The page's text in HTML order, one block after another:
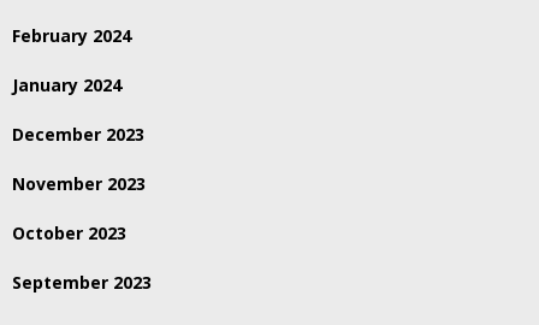
February 2024
January 2024
December 2023
November 2023
October 2023
September 2023